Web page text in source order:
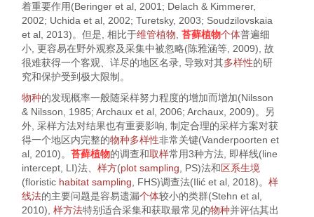
着重要作用(Beringer et al, 2001 ; Delach & Kimmerer,
2002; Uchida et al, 2002; Turetsky, 2003; Soudzilovskaia
et al, 2013)。但是, 相比于维管植物 苔藓植物个体普遍细
小, 更容易在野外观察及采集中被忽略(陈雅涵等, 2009), 故
很难获得一个客观、详尽的地区名录, 导致对其多样性的研
究和保护受到极大限制。
物种的发现概率一般随采样努力程度的增加而增加(Nilsson
& Nilsson, 1985; Archaux et al, 2006; Archaux, 2009)。另
外, 采样方法对结果也有重要影响, 制定合理的采样方案对获
得一个地区内完整的物种多样性非常关键(Vanderpoorten et
al, 2010)。 苔藓植物的调查和取样常用3种方法, 即样线(line
intercept, LI)法、 样方(plot sampling , PS)法和区系生境
(floristic habitat sampling , FHS)调查法(Ilić et al, 2018)。 样
线法的主要问题是容易遗漏个体较小的类群(Stehn et al,
2010), 样方法特别适合采集和获取最常见的物种并评估其出